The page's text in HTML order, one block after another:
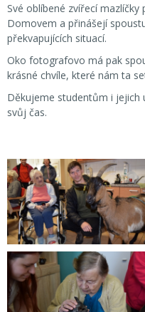
Své oblíbené zvířecí
Domovem a přinášejí
překvapujících situací.
Oko fotografovo má pak
krásné chvíle, které nám ta
Děkujeme studentům i jejich
svůj čas.